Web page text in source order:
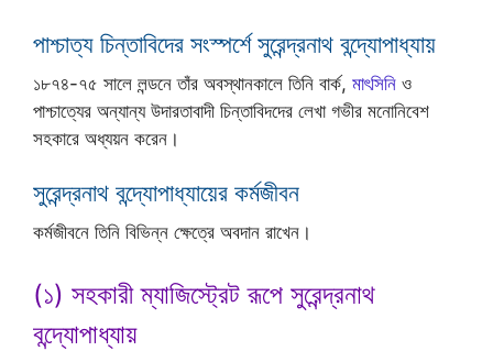
পাশ্চাত্য চিন্তাবিদের সংস্পর্শে সুরেন্দ্রনাথ বন্দ্যোপাধ্যায়
১৮৭৪-৭৫ সালে লন্ডনে তাঁর অবস্থানকালে তিনি বার্ক, মাৎসিনি ও
পাশ্চাত্যের অন্যান্য উদারতাবাদী চিন্তাবিদদের লেখা গভীর মনোনিবেশ
সহকারে অধ্যয়ন করেন।
সুরেন্দ্রনাথ বন্দ্যোপাধ্যায়ের কর্মজীবন
কর্মজীবনে তিনি বিভিন্ন ক্ষেত্রে অবদান রাখেন।
(১) সহকারী ম্যাজিস্ট্রেট রূপে সুরেন্দ্রনাথ
বন্দ্যোপাধ্যায়